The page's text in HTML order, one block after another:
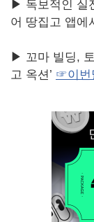
▶ 독보적인 실
어 땅집고 앱에
▶ 꼬마 빌딩,
고 옥션’ ☞이번